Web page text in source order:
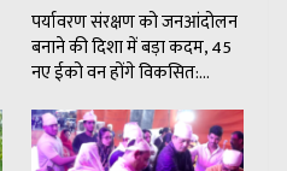
पर्यावरण संरक्षण को जनआंदोलन
बनाने की दिशा में बड़ा कदम, 45
नए ईको वन होंगे विकसित:…